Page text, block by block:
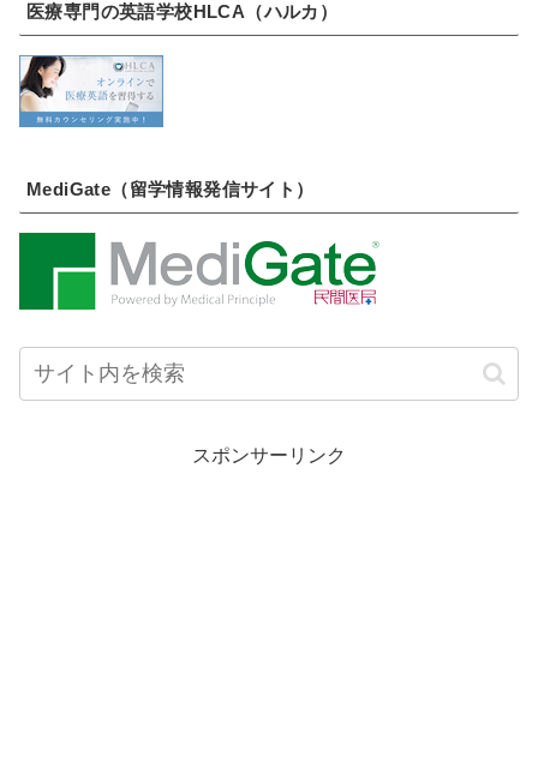
医療専門の英語学校HLCA（ハルカ）
MediGate（留学情報発信サイト）
スポンサーリンク